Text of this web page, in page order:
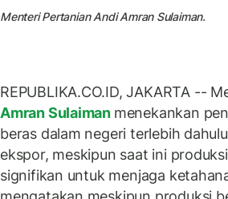
Menteri Pertanian Andi Amran Sulaiman.
REPUBLIKA.CO.ID, JAKARTA --
Amran Sulaiman menekankan
beras dalam negeri terlebih
ekspor, meskipun saat ini
signifikan untuk menjaga